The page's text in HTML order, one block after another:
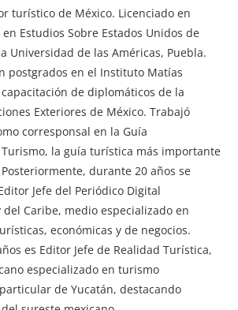
turístico de México. Licenciado en
Estudios Sobre Estados Unidos de
Universidad de las Américas, Puebla.
postgrados en el Instituto Matías
de diplomáticos de la
Exteriores de México. Trabajó
corresponsal en la Guía
la guía turística más importante
durante 20 años se
Jefe del Periódico Digital
Caribe, medio especializado en
económicas y de negocios.
es Editor Jefe de Realidad Turística,
especializado en turismo
de Yucatán, destacando